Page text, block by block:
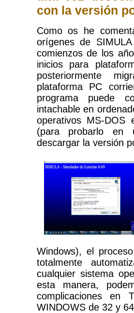
con la versión
Como os he
orígenes de
comienzos de los
inicios para
posteriormente
plataforma PC
programa puede
intachable en
operativos MS-DOS
(para probarlo en
descargar la versión
Windows), el
totalmente
cualquier sistema
esta manera,
complicaciones en
WINDOWS de 32 y